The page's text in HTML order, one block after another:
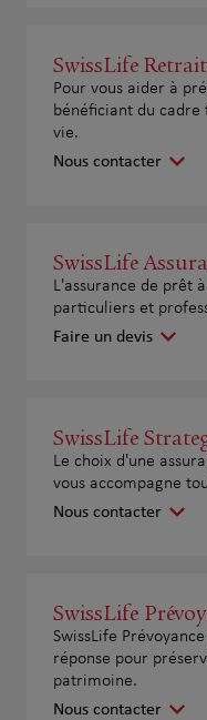
SwissLife
Pour vous aider à
bénéficiant du cadre
vie.
Nous contacter
SwissLife
L'assurance de prêt
particuliers et
Faire un devis
SwissLife
Le choix d'une
vous accompagne
Nous contacter
SwissLife
SwissLife
réponse pour
patrimoine.
Nous contacter